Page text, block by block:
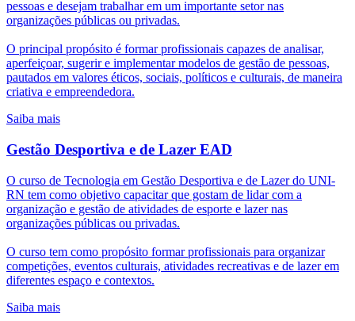
pessoas e desejam trabalhar em um importante setor nas
organizações públicas ou privadas.
O principal propósito é formar profissionais capazes de analisar,
aperfeiçoar, sugerir e implementar modelos de gestão de pessoas,
pautados em valores éticos, sociais, políticos e culturais, de maneira
criativa e empreendedora.
Saiba mais
Gestão Desportiva e de Lazer EAD
O curso de Tecnologia em Gestão Desportiva e de Lazer do UNI-
RN tem como objetivo capacitar que gostam de lidar com a
organização e gestão de atividades de esporte e lazer nas
organizações públicas ou privadas.
O curso tem como propósito formar profissionais para organizar
competições, eventos culturais, atividades recreativas e de lazer em
diferentes espaço e contextos.
Saiba mais